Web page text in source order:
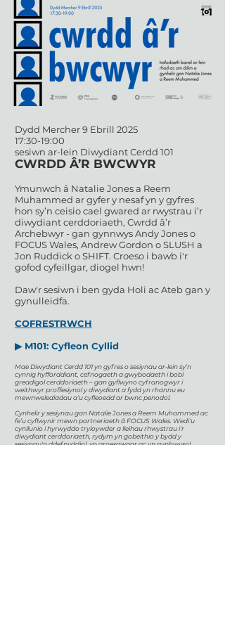
Dydd Mercher 9 Ebrill 2025
17:30-19:00
sesiwn ar-lein Diwydiant Cerdd 101
CWRDD Â’R BWCWYR
Ymunwch â Natalie Jones a Reem
Muhammed ar gyfer y nesaf yn y gyfres
hon sy’n ceisio cael gwared ar rwystrau i’r
diwydiant cerddoriaeth, Cwrdd â’r
Archebwyr - gan gynnwys Andy Jones o
FOCUS Wales, Andrew Gordon o SLUSH a
Jon Ruddick o SHIFT. Croeso i bawb i'r
gofod cyfeillgar, diogel hwn!
Daw'r sesiwn i ben gyda Holi ac Ateb gan y
gynulleidfa.
COFRESTRWCH
▶ M101: Cyfleon Cyllid
Mae Diwydiant Cerdd 101 yn gyfres o sesiynau ar-lein sy’n
cynnig hyfforddiant, cefnogaeth a gwybodaeth i bobl
greadigol cerddoriaeth – gan gyflwyno cyfranogwyr i
weithwyr proffesiynol y diwydiant a fydd yn rhannu eu
mewnwelediadau a’u cyfleoedd ar bwnc penodol.
Cynhelir y sesiynau gan Natalie Jones a Reem Muhammed ac
fe’u cyflwynir mewn partneriaeth â FOCUS Wales. Wedi'u
cynllunio i hyrwyddo tryloywder a lleihau rhwystrau i'r
diwydiant cerddoriaeth, rydym yn gobeithio y bydd y
sesiynau'n ddefnyddiol, yn groesawgar ac yn gynhwysol.